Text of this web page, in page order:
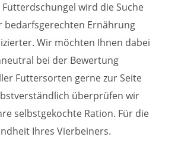
wird die Suche
bedarfsgerechten Ernährung
Wir möchten Ihnen dabei
bei der Bewertung
Futtersorten gerne zur Seite
überprüfen wir
selbstgekochte Ration. Für die
Ihres Vierbeiners.